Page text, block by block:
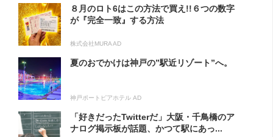
８月のロト6はこの方法で買え!!６つの数字
が『完全一致』する方法
株式会社MURA AD
夏のおでかけは神戸の”駅近リゾート”へ。
神戸ポートピアホテル AD
「好きだったTwitterだ」大阪・千鳥橋のア
ナログ掲示板が話題、かつて駅にあっ...